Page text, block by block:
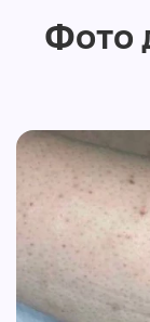
Фото